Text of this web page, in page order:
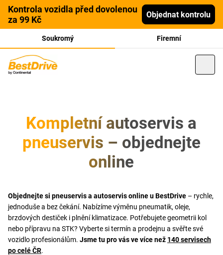
Kontrola vozidla před dovolenou
za 99 Kč
Objednat kontrolu
Soukromý Firemní
Kompletní autoservis a
pneuservis – objednejte
online
Objednejte si pneuservis a autoservis online u BestDrive – rychle,
jednoduše a bez čekání. Nabízíme výměnu pneumatik, oleje,
brzdových destiček i plnění klimatizace. Potřebujete geometrii kol
nebo přípravu na STK? Vyberte si termín a prodejnu a svěřte své
vozidlo profesionálům. Jsme tu pro vás ve více než 140 servisech
po celé ČR.